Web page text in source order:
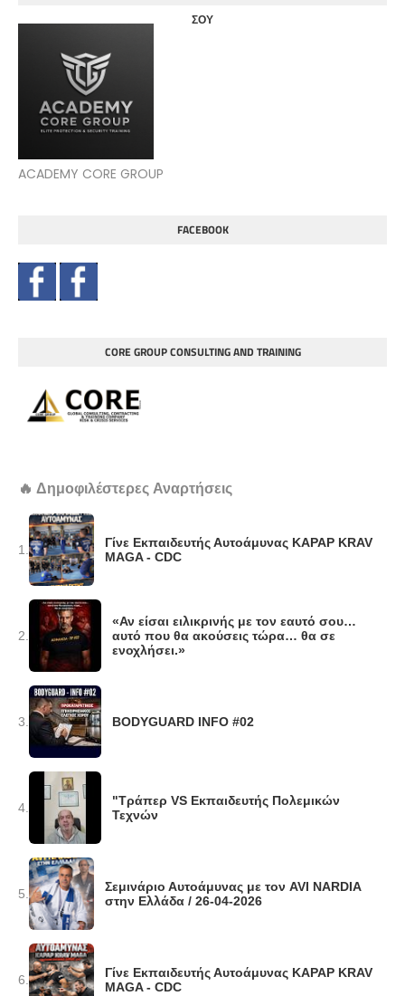
ΣΟΥ
ACADEMY CORE GROUP
FACEBOOK
CORE GROUP CONSULTING AND TRAINING
🔥 Δημοφιλέστερες Αναρτήσεις
1.
Γίνε Εκπαιδευτής Αυτοάμυνας KAPAP KRAV
MAGA - CDC
2.
«Αν είσαι ειλικρινής με τον εαυτό σου…
αυτό που θα ακούσεις τώρα… θα σε
ενοχλήσει.»
3. BODYGUARD INFO #02
4.
"Τράπερ VS Εκπαιδευτής Πολεμικών
Τεχνών
5.
Σεμινάριο Αυτοάμυνας με τον AVI NARDIA
στην Ελλάδα / 26-04-2026
6.
Γίνε Εκπαιδευτής Αυτοάμυνας KAPAP KRAV
MAGA - CDC